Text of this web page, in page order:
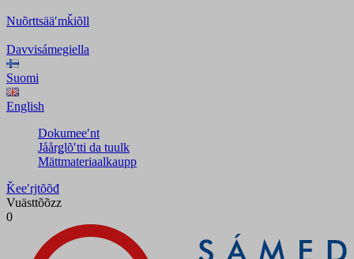
Nuõrttsääʹmǩiõll
Davvisámegiella
Suomi
English
Dokumeeʹnt
Jåårǥlõʹtti da tuulk
Mättmateriaalkaupp
Ǩeeʹrjtõõđ
Vuästtõõzz
0